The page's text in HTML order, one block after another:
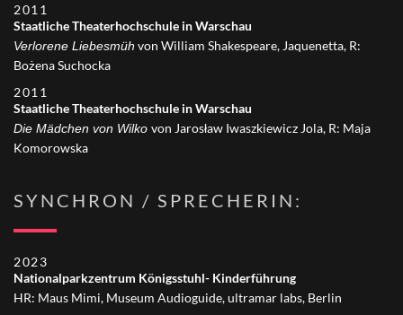
2011
Staatliche Theaterhochschule in Warschau
Verlorene Liebesmüh von William Shakespeare, Jaquenetta, R:
Bożena Suchocka
2011
Staatliche Theaterhochschule in Warschau
Die Mädchen von Wilko von Jarosław Iwaszkiewicz Jola, R: Maja
Komorowska
SYNCHRON / SPRECHERIN:
2023
Nationalparkzentrum Königsstuhl- Kinderführung
HR: Maus Mimi, Museum Audioguide, ultramar labs, Berlin